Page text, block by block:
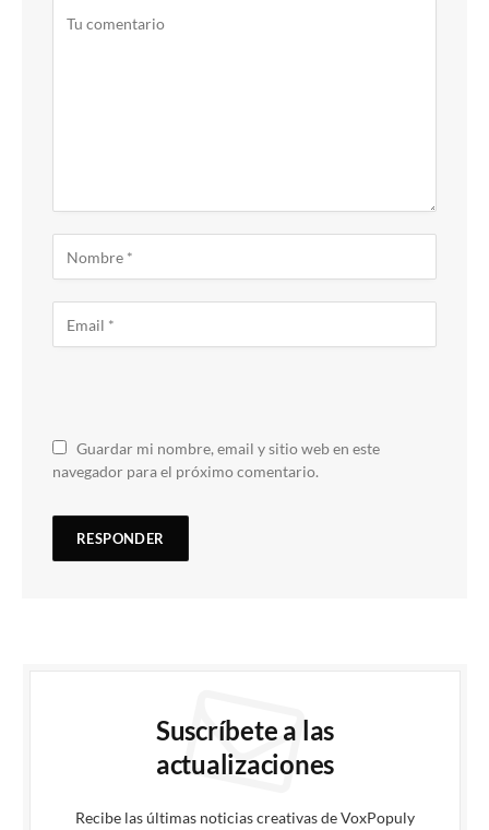
Guardar mi nombre, email y sitio web en este
navegador para el próximo comentario.
Suscríbete a las
actualizaciones
Recibe las últimas noticias creativas de VoxPopuly